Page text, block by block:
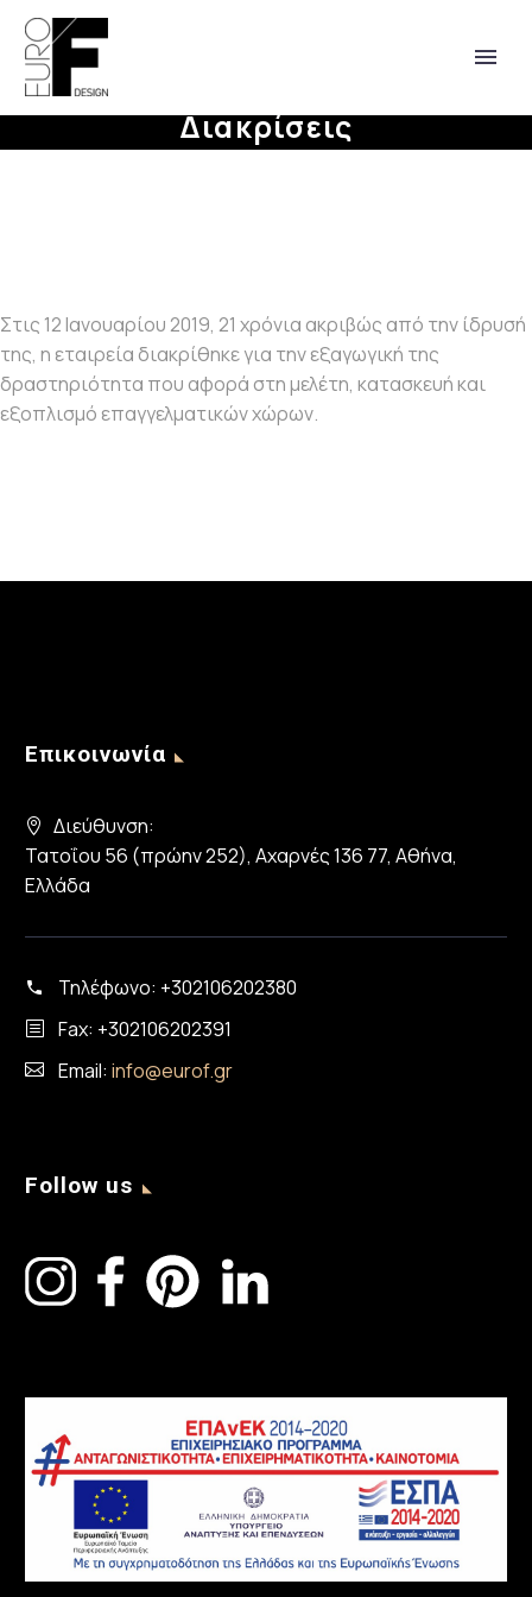
English
Διακρίσεις
Στις 12 Ιανουαρίου 2019, 21 χρόνια ακριβώς από την ίδρυσή
της, η εταιρεία διακρίθηκε για την εξαγωγική της
δραστηριότητα που αφορά στη μελέτη, κατασκευή και
εξοπλισμό επαγγελματικών χώρων.
Επικοινωνία
Διεύθυνση:
Τατοΐου 56 (πρώην 252), Αχαρνές 136 77, Αθήνα,
Ελλάδα
Τηλέφωνο: +302106202380
Fax: +302106202391
Email: info@eurof.gr
Follow us